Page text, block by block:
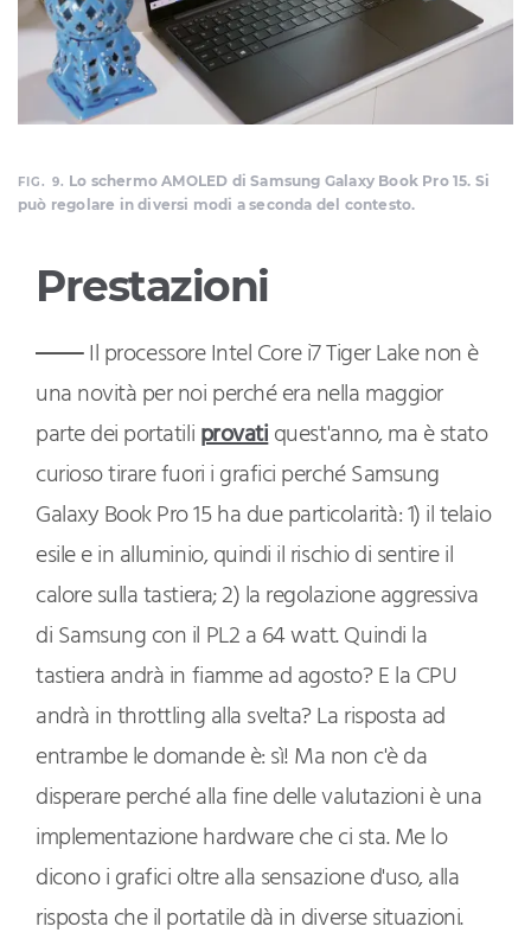
FIG. 9. Lo schermo AMOLED di Samsung Galaxy Book Pro 15. Si
può regolare in diversi modi a seconda del contesto.
Prestazioni
Il processore Intel Core i7 Tiger Lake non è
una novità per noi perché era nella maggior
parte dei portatiliprovatiquest'anno, ma è stato
curioso tirare fuori i grafici perché Samsung
Galaxy Book Pro 15 ha due particolarità: 1) il telaio
esile e in alluminio, quindi il rischio di sentire il
calore sulla tastiera; 2) la regolazione aggressiva
di Samsung con il PL2 a 64 watt. Quindi la
tastiera andrà in fiamme ad agosto? E la CPU
andrà in throttling alla svelta? La risposta ad
entrambe le domande è: sì! Ma non c'è da
disperare perché alla fine delle valutazioni è una
implementazione hardware che ci sta. Me lo
dicono i grafici oltre alla sensazione d'uso, alla
risposta che il portatile dà in diverse situazioni.